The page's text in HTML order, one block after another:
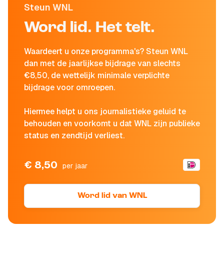
Steun WNL
Word lid. Het telt.
Waardeert u onze programma's? Steun WNL
dan met de jaarlijkse bijdrage van slechts
€8,50, de wettelijk minimale verplichte
bijdrage voor omroepen.
Hiermee helpt u ons journalistieke geluid te
behouden en voorkomt u dat WNL zijn publieke
status en zendtijd verliest.
€ 8,50 per jaar
Word lid van WNL